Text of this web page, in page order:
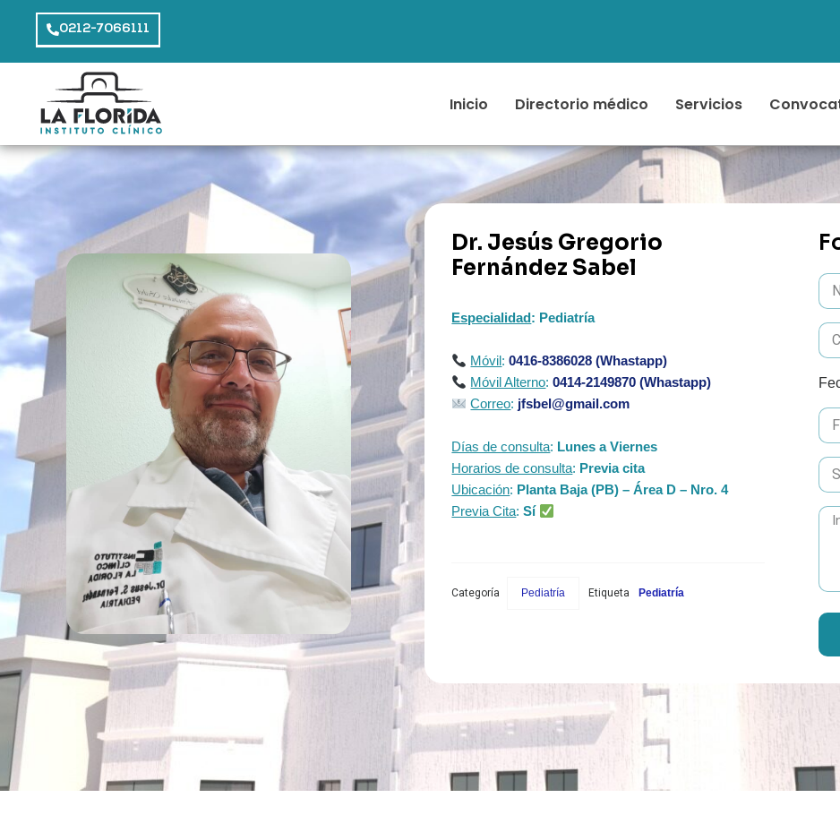
0212-7066111
Inicio Directorio médico Servicios
Dr. Jesús Gregorio
Fernández Sabel
Especialidad: Pediatría
Móvil:0416-8386028 (Whastapp)
Móvil Alterno:0414-2149870(Whastapp)
Correo: jfsbel@gmail.com
Días de consulta: Lunes a Viernes
Horarios de consulta: Previa cita
Ubicación: Planta Baja (PB) – Área D – Nro. 4
Previa Cita: Sí
Categoría Pediatría Etiqueta Pediatría